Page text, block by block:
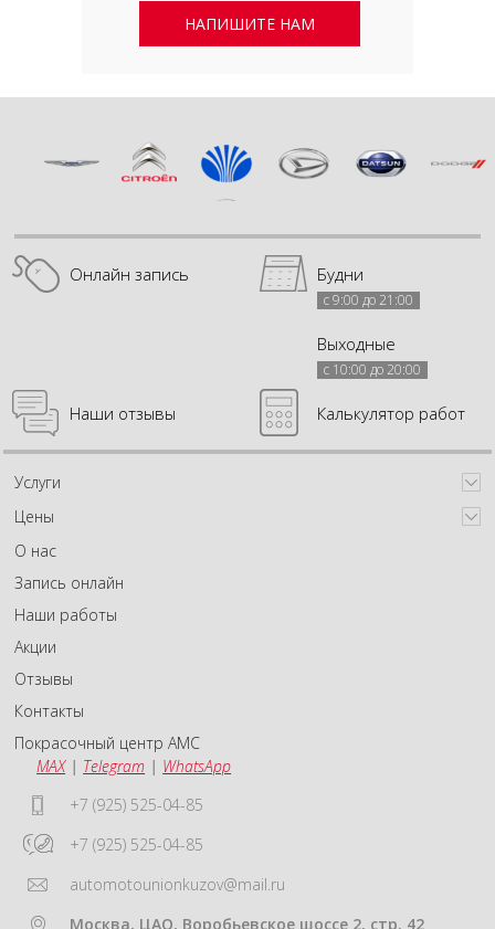
НАПИШИТЕ НАМ
Онлайн запись Будни
с 9:00 до 21:00
Выходные
с 10:00 до 20:00
Наши отзывы Калькулятор работ
Услуги
Цены
О нас
Запись онлайн
Наши работы
Акции
Отзывы
Контакты
Покрасочный центр АМС
MAX| Telegram | WhatsApp
+7 (925) 525-04-85
+7 (925) 525-04-85
automotounionkuzov@mail.ru
Москва, ЦАО, Воробьевское шоссе 2, стр. 42